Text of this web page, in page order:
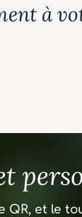
à
QR, et le